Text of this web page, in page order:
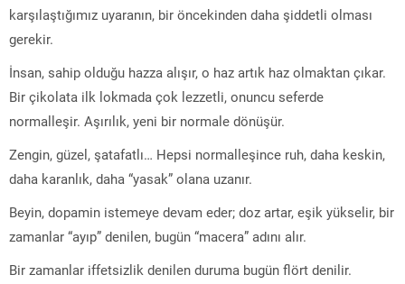
karşılaştığımız uyaranın, bir öncekinden daha şiddetli olması
gerekir.
İnsan, sahip olduğu hazza alışır, o haz artık haz olmaktan çıkar.
Bir çikolata ilk lokmada çok lezzetli, onuncu seferde
normalleşir. Aşırılık, yeni bir normale dönüşür.
Zengin, güzel, şatafatlı… Hepsi normalleşince ruh, daha keskin,
daha karanlık, daha “yasak” olana uzanır.
Beyin, dopamin istemeye devam eder; doz artar, eşik yükselir, bir
zamanlar “ayıp” denilen, bugün “macera” adını alır.
Bir zamanlar iffetsizlik denilen duruma bugün flört denilir.